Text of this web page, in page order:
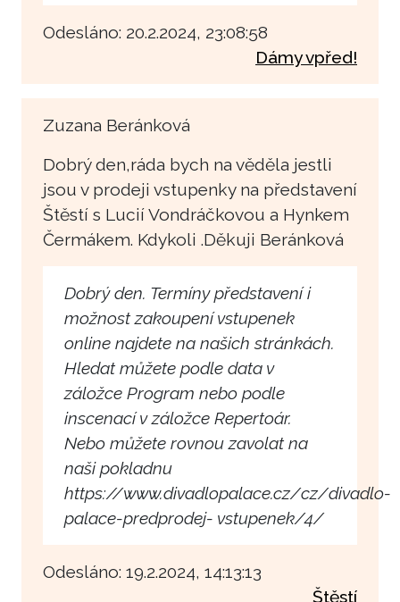
Odesláno: 20.2.2024, 23:08:58
Dámy vpřed!
Zuzana Beránková
Dobrý den,ráda bych na věděla jestli
jsou v prodeji vstupenky na představení
Štěstí s Lucií Vondráčkovou a Hynkem
Čermákem. Kdykoli .Děkuji Beránková
Dobrý den. Termíny představení i
možnost zakoupení vstupenek
online najdete na našich stránkách.
Hledat můžete podle data v
záložce Program nebo podle
inscenací v záložce Repertoár.
Nebo můžete rovnou zavolat na
naši pokladnu
https://www.divadlopalace.cz/cz/divadlo-
palace-predprodej- vstupenek/4/
Odesláno: 19.2.2024, 14:13:13
Štěstí